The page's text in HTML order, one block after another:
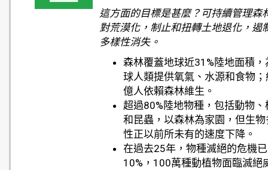
這方面的目標是甚麼？可持續管理森
對荒漠化，制止和扭轉土地退化，遏
多樣性消失。
森林覆蓋地球近31%陸地面積，
球人類提供氧氣、水源和食物
億人依賴森林維生。
超過80%陸地物種，包括動物、
和昆蟲，以森林為家園，但生物
性正以前所未有的速度下降。
在過去25年，物種滅絕的危機
10%，100萬種動植物面臨滅絕